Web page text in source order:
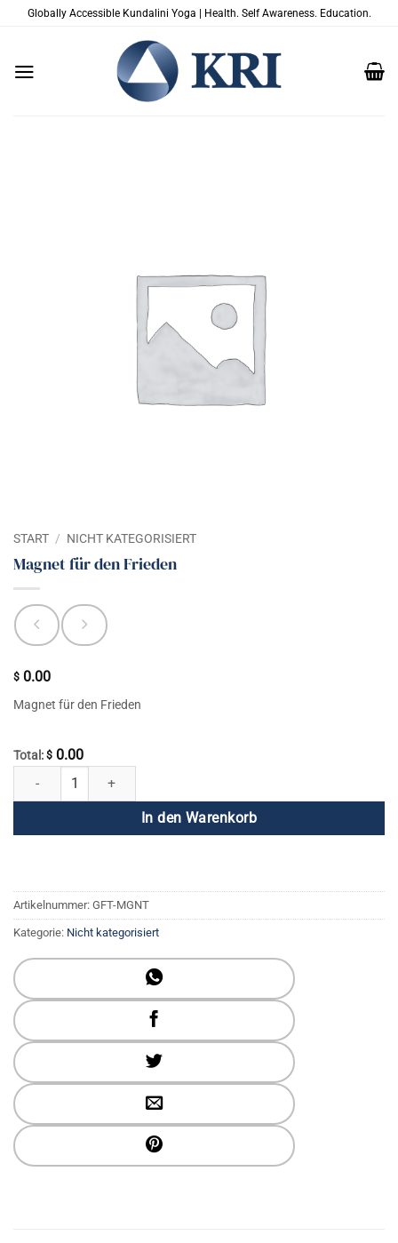
ZumGlobally Accessible Kundalini Yoga | Health. Self Awareness. Education.
START / NICHT KATEGORISIERT
Magnet für den Frieden
$ 0.00
Magnet für den Frieden
Total: $ 0.00
Magnet für den Frieden Menge
In den Warenkorb
Artikelnummer: GFT-MGNT
Kategorie: Nicht kategorisiert